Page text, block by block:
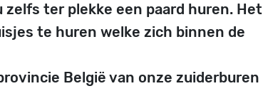
ter plekke een paard huren. Het
te huren welke zich binnen de
België van onze zuiderburen